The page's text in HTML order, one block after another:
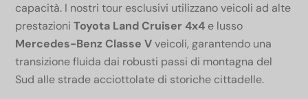
capacità. I nostri tour esclusivi utilizzano veicoli ad alte
prestazioni Toyota Land Cruiser 4x4 e lusso
Mercedes-Benz Classe Vveicoli, garantendo una
transizione fluida dai robusti passi di montagna del
Sud alle strade acciottolate di storiche cittadelle.